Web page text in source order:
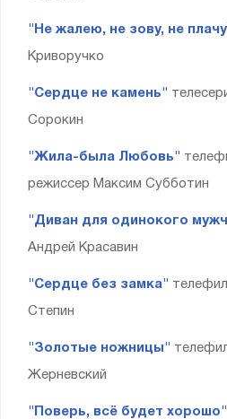
"Не жалею, не зову, не
Криворучко
"Сердце не камень"
Сорокин
"Жила-была Любовь"
режиссер Максим Субботин
"Диван для одинокого
Андрей Красавин
"Сердце без замка"
Степин
"Золотые ножницы"
Жерневский
"Поверь, всё будет хорошо"